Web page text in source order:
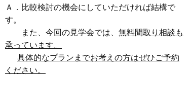
Ａ．比較検討の機会にしていただければ結構で
す。
また、今回の見学会では、 無料間取り相談も
承っています。
具体的なプランまでお考えの方はぜひご予約
ください。